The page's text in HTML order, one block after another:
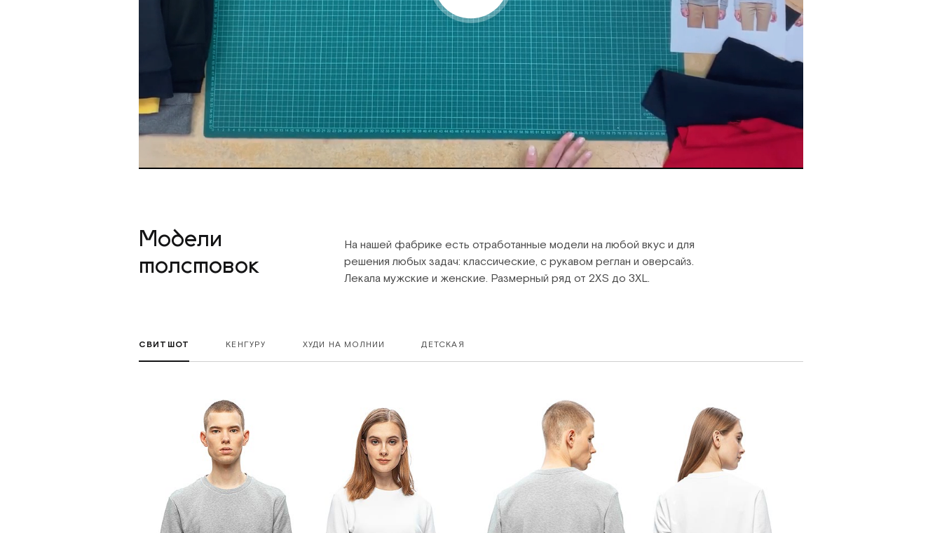
Модели
толстовок
На нашей фабрике есть отработанные модели на любой вкус и для
решения любых задач: классические, с рукавом реглан и оверсайз.
Лекала мужские и женские. Размерный ряд от 2XS до 3XL.
СВИТШОТ КЕНГУРУ ХУДИ НА МОЛНИИ ДЕТСКАЯ